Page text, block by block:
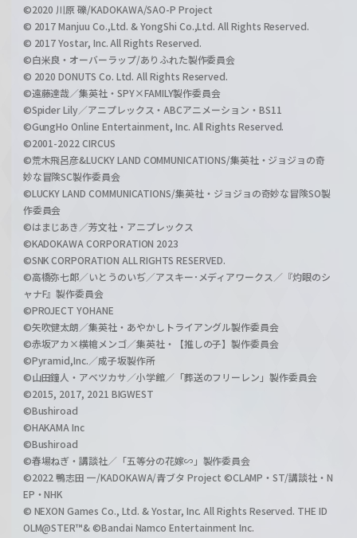
©2020 川原 礫/KADOKAWA/SAO-P Project
© 2017 Manjuu Co.,Ltd. & YongShi Co.,Ltd. All Rights Reserved.
© 2017 Yostar, Inc. All Rights Reserved.
©白米良・オーバーラップ/ありふれた製作委員会
© 2020 DONUTS Co. Ltd. All Rights Reserved.
©遠藤達哉／集英社・SPY×FAMILY製作委員会
©Spider Lily／アニプレックス・ABCアニメーション・BS11
©GungHo Online Entertainment, Inc. All Rights Reserved.
©2001-2022 CIRCUS
©荒木飛呂彦&LUCKY LAND COMMUNICATIONS/集英社・ジョジョの奇
妙な冒険SC製作委員会
©LUCKY LAND COMMUNICATIONS/集英社・ジョジョの奇妙な冒険SO製
作委員会
©はまじあき／芳文社・アニプレックス
©KADOKAWA CORPORATION 2023
©SNK CORPORATION ALL RIGHTS RESERVED.
©高橋弥七郎／いとうのいぢ／アスキー･メディアワークス／『灼眼のシ
ャナF』製作委員会
©PROJECT YOHANE
©矢吹健太朗／集英社・あやかしトライアングル製作委員会
©赤坂アカ×横槍メンゴ／集英社・【推しの子】製作委員会
©Pyramid,Inc.／成子坂製作所
©山田鐘人・アベツカサ／小学館／「葬送のフリーレン」製作委員会
©2015, 2017, 2021 BIGWEST
©Bushiroad
©HAKAMA Inc
©Bushiroad
©春場ねぎ・講談社／「五等分の花嫁∽」製作委員会
©2022 鴨志田 一/KADOKAWA/青ブタ Project ©CLAMP・ST/講談社・N
EP・NHK
© NEXON Games Co., Ltd. & Yostar, Inc. All Rights Reserved. THE ID
OLM@STER™& ©Bandai Namco Entertainment Inc.